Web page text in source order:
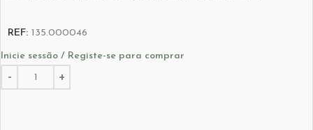
REF: 135.000046
Inicie sessão / Registe-se para comprar